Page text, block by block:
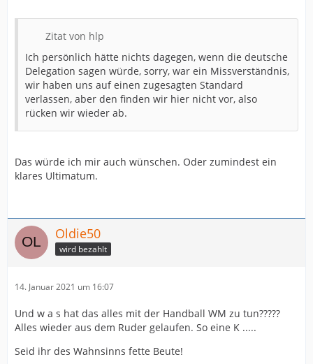
Zitat von hlp
Ich persönlich hätte nichts dagegen, wenn die deutsche
Delegation sagen würde, sorry, war ein Missverständnis,
wir haben uns auf einen zugesagten Standard
verlassen, aber den finden wir hier nicht vor, also
rücken wir wieder ab.
Das würde ich mir auch wünschen. Oder zumindest ein
klares Ultimatum.
Oldie50
wird bezahlt
14. Januar 2021 um 16:07
Und w a s hat das alles mit der Handball WM zu tun?????
Alles wieder aus dem Ruder gelaufen. So eine K .....
Seid ihr des Wahnsinns fette Beute!